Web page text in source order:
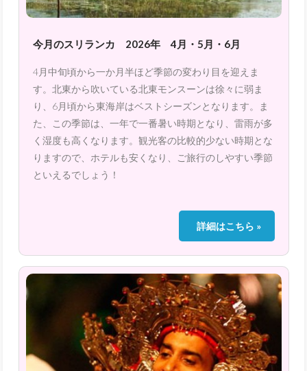
今月のスリランカ 2026年 4月・5月・6月
4月中旬頃から一か月半ほど季節の変わり目を迎えま
す。北東から吹いている北東モンスーンは徐々に弱ま
り、6月頃から東海岸はベストシーズンとなります。ま
た、この季節は、一年で一番暑い時期となり、雷雨が多
く湿度も高くなります。観光客の比較的少ない時期とな
りますので、ホテルも安くなり、ご旅行のしやすい季節
といえるでしょう！
詳細はこちら »